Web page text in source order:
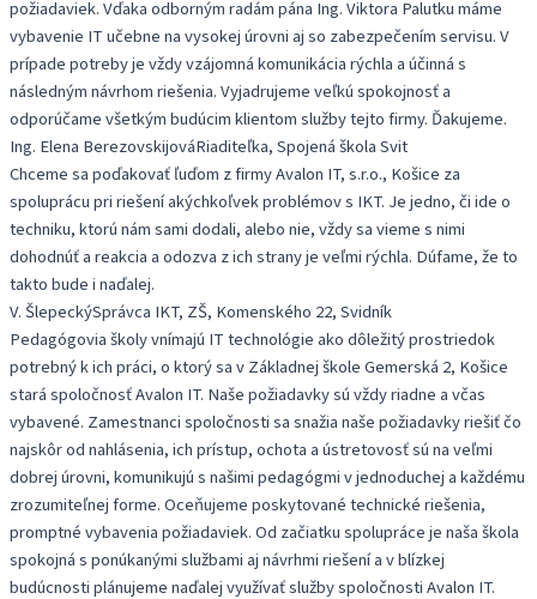
požiadaviek. Vďaka odborným radám pána Ing. Viktora Palutku máme
vybavenie IT učebne na vysokej úrovni aj so zabezpečením servisu. V
prípade potreby je vždy vzájomná komunikácia rýchla a účinná s
následným návrhom riešenia. Vyjadrujeme veľkú spokojnosť a
odporúčame všetkým budúcim klientom služby tejto firmy. Ďakujeme.
Ing. Elena BerezovskijováRiaditeľka, Spojená škola Svit
Chceme sa poďakovať ľuďom z firmy Avalon IT, s.r.o., Košice za
spoluprácu pri riešení akýchkoľvek problémov s IKT. Je jedno, či ide o
techniku, ktorú nám sami dodali, alebo nie, vždy sa vieme s nimi
dohodnúť a reakcia a odozva z ich strany je veľmi rýchla. Dúfame, že to
takto bude i naďalej.
V. ŠlepeckýSprávca IKT, ZŠ, Komenského 22, Svidník
Pedagógovia školy vnímajú IT technológie ako dôležitý prostriedok
potrebný k ich práci, o ktorý sa v Základnej škole Gemerská 2, Košice
stará spoločnosť Avalon IT. Naše požiadavky sú vždy riadne a včas
vybavené. Zamestnanci spoločnosti sa snažia naše požiadavky riešiť čo
najskôr od nahlásenia, ich prístup, ochota a ústretovosť sú na veľmi
dobrej úrovni, komunikujú s našimi pedagógmi v jednoduchej a každému
zrozumiteľnej forme. Oceňujeme poskytované technické riešenia,
promptné vybavenia požiadaviek. Od začiatku spolupráce je naša škola
spokojná s ponúkanými službami aj návrhmi riešení a v blízkej
budúcnosti plánujeme naďalej využívať služby spoločnosti Avalon IT.